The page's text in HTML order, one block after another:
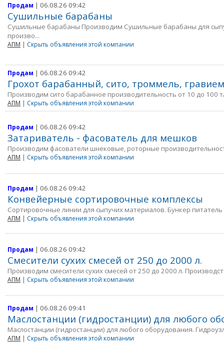
Продам | 06.08.26 09:42
Сушильные барабаны
Сушильные барабаны Производим Сушильные барабаны для
произво...
АПМ | Скрыть объявления этой компании
Продам | 06.08.26 09:42
Грохот барабанный, сито, троммель,
Производим сито барабанное производительность от 10 до 100
АПМ | Скрыть объявления этой компании
Продам | 06.08.26 09:42
Затариватель - фасователь для мешков
Производим фасователи шнековые, роторные
АПМ | Скрыть объявления этой компании
Продам | 06.08.26 09:42
Конвейерные сортировочные комплексы
Сортировочные линии для сыпучих материалов. Бункер
АПМ | Скрыть объявления этой компании
Продам | 06.08.26 09:42
Смесители сухих смесей от 250 до 2000 л.
Производим смесители сухих смесей от 250 до 2000 л.
АПМ | Скрыть объявления этой компании
Продам | 06.08.26 09:41
Маслостанции (гидростанции) для любого
Маслостанции (гидростанции) для любого оборудования.
АПМ | Скрыть объявления этой компании